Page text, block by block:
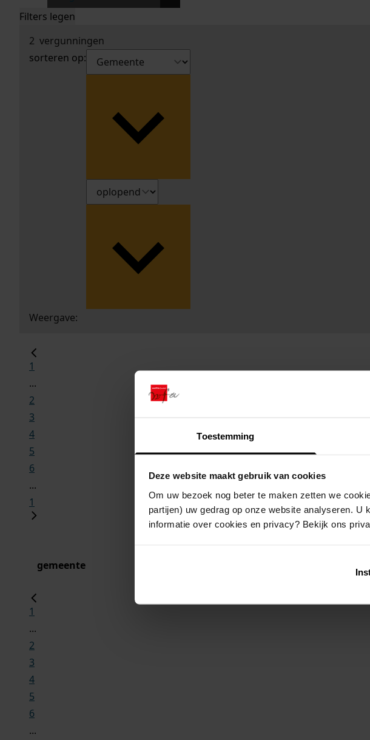
Toestemming
Deze website maakt gebruik van cookies
Om uw bezoek nog beter te maken zetten we
partijen) uw gedrag op onze website analyseren.
informatie over cookies en privacy? Bekijk ons
Filters legen
2 vergunningen
sorteren op:
Weergave:
1
...
2
3
4
5
6
...
1
gemeente
1
...
2
3
4
5
6
...